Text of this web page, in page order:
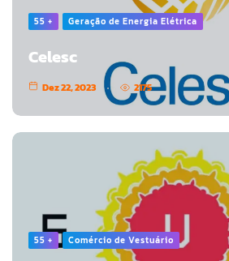
55 + Geração de Energia Elétrica
Celesc
Dez 22, 2023 2175
55 + Comércio de Vestuário